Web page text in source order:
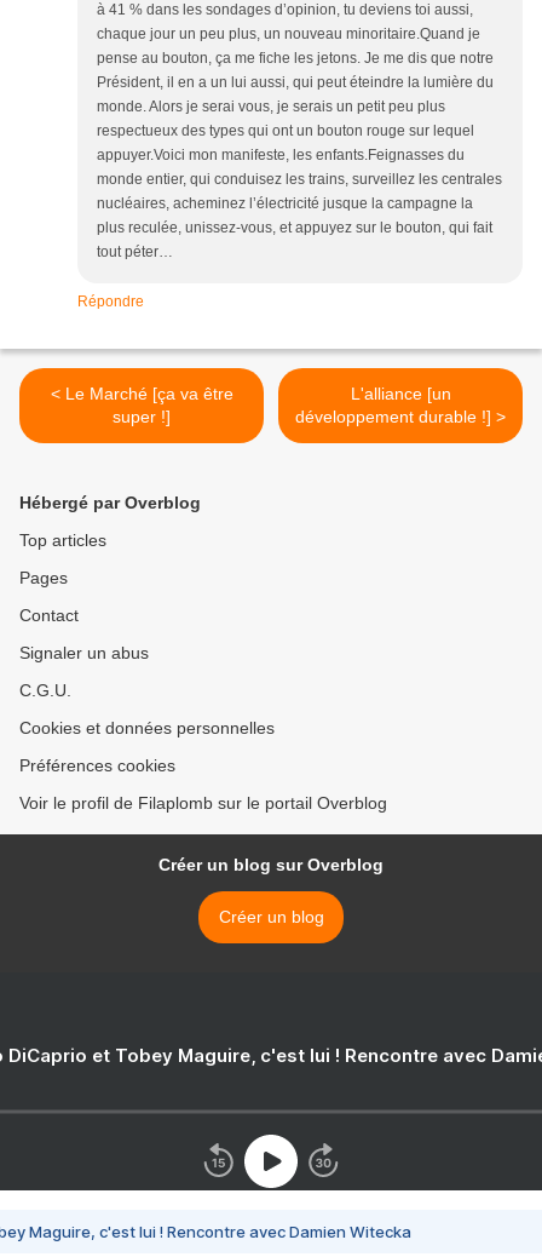
à 41 % dans les sondages d’opinion, tu deviens toi aussi,
chaque jour un peu plus, un nouveau minoritaire.Quand je
pense au bouton, ça me fiche les jetons. Je me dis que notre
Président, il en a un lui aussi, qui peut éteindre la lumière du
monde. Alors je serai vous, je serais un petit peu plus
respectueux des types qui ont un bouton rouge sur lequel
appuyer.Voici mon manifeste, les enfants.Feignasses du
monde entier, qui conduisez les trains, surveillez les centrales
nucléaires, acheminez l’électricité jusque la campagne la
plus reculée, unissez-vous, et appuyez sur le bouton, qui fait
tout péter…
Répondre
< Le Marché [ça va être
super !]
L'alliance [un
développement durable !] >
Hébergé par Overblog
Top articles
Pages
Contact
Signaler un abus
C.G.U.
Cookies et données personnelles
Préférences cookies
Voir le profil de Filaplomb sur le portail Overblog
Créer un blog sur Overblog
Créer un blog
DiCaprio et Tobey Maguire, c'est lui ! Rencontre avec
Maguire, c'est lui ! Rencontre avec Damien Witecka